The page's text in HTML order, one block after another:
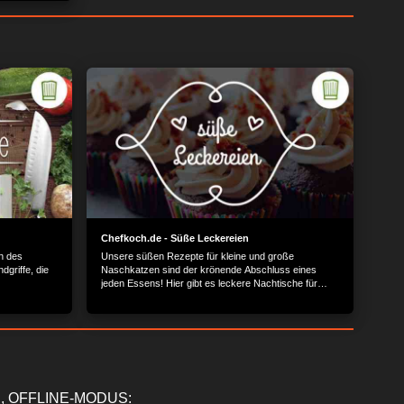
des
die
Chefkoch.de - Süße Leckereien
Unsere süßen Rezepte für kleine und große
Naschkatzen sind der krönende Abschluss eines
jeden Essens! Hier gibt es leckere Nachtische für
OFFLINE-MODUS: